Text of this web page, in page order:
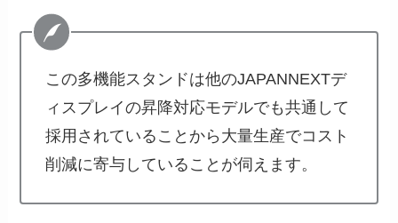
この多機能スタンドは他のJAPANNEXTデ
ィスプレイの昇降対応モデルでも共通して
採用されていることから大量生産でコスト
削減に寄与していることが伺えます。